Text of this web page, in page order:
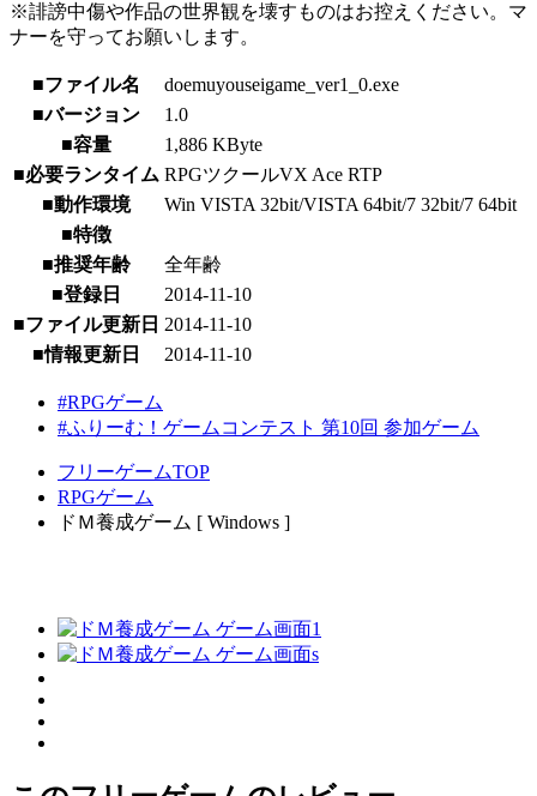
※誹謗中傷や作品の世界観を壊すものはお控えください。マ
ナーを守ってお願いします。
■ファイル名
doemuyouseigame_ver1_0.exe
■バージョン
1.0
■容量
1,886 KByte
■必要ランタイム RPGツクールVX Ace RTP
■動作環境
Win VISTA 32bit/VISTA 64bit/7 32bit/7 64bit
■特徴
■推奨年齢
全年齢
■登録日
2014-11-10
■ファイル更新日 2014-11-10
■情報更新日
2014-11-10
#RPGゲーム
#ふりーむ！ゲームコンテスト 第10回 参加ゲーム
フリーゲームTOP
RPGゲーム
ドＭ養成ゲーム [ Windows ]